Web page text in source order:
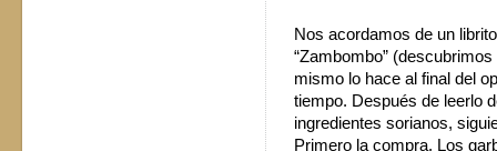
Nos acordamos de un
“Zambombo”
mismo lo hace al final del
tiempo. Después de leerlo
ingredientes sorianos,
Primero la compra. Los